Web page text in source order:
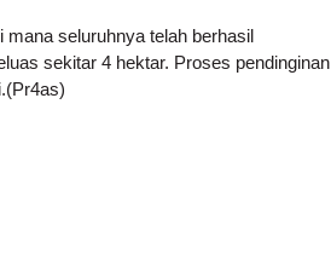
seluruhnya telah berhasil
sekitar 4 hektar. Proses pendinginan